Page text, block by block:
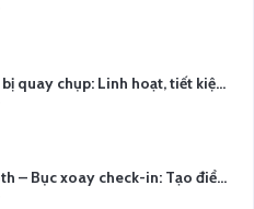
Thuê thiết bị quay chụp: Linh hoạt, tiết kiệm, hiệu quả
Photobooth – Bục xoay check-in: Tạo điểm nhấn cho sự kiện của bạn